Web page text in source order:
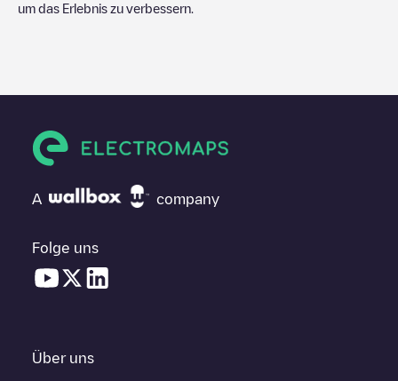
um das Erlebnis zu verbessern.
A company
Folge uns
Über uns